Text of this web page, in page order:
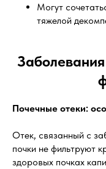
Могут
тяжелой
Почечные отеки:
Отек, связанный с
почки не фильтруют
здоровых почках